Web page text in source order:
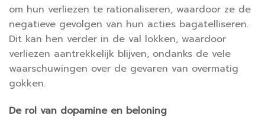
om hun verliezen te rationaliseren, waardoor ze de
negatieve gevolgen van hun acties bagatelliseren.
Dit kan hen verder in de val lokken, waardoor
verliezen aantrekkelijk blijven, ondanks de vele
waarschuwingen over de gevaren van overmatig
gokken.
De rol van dopamine en beloning